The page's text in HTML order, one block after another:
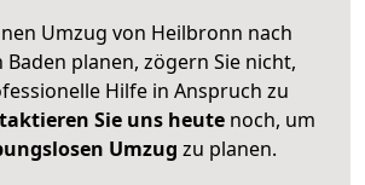
Umzug von Heilbronn nach
Baden planen, zögern Sie nicht,
Hilfe in Anspruch zu
Sie uns heutenoch, um
Umzug zu planen.